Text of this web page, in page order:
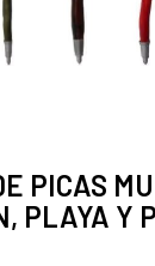
PICAS
PLAYA Y